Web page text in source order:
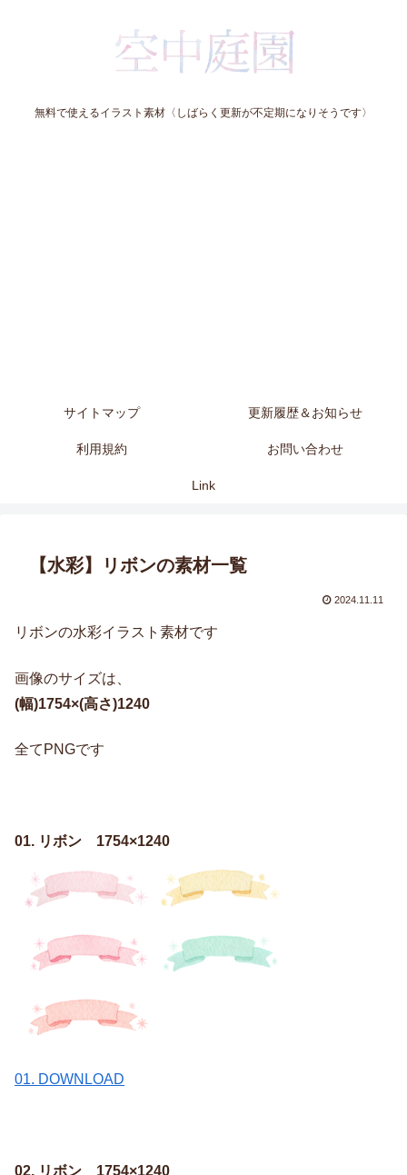
無料で使えるイラスト素材〈しばらく更新が不定期になりそうです〉
サイトマップ 更新履歴＆お知らせ
利用規約 お問い合わせ
Link
【水彩】リボンの素材一覧
2024.11.11
リボンの水彩イラスト素材です
画像のサイズは、
(幅)1754×(高さ)1240
全てPNGです
01. リボン 1754×1240
01. DOWNLOAD
02. リボン 1754×1240